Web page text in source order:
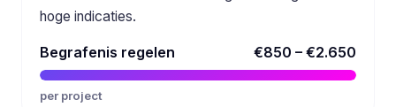
hoge indicaties.
Begrafenis regelen €850 – €2.650
per project